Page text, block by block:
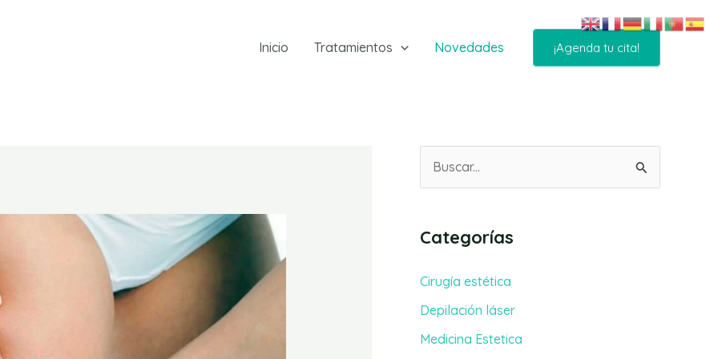
Inicio Tratamientos Novedades ¡Agenda tu cita!
c
a
Categorías
Cirugía estética
Depilación láser
Medicina Estetica